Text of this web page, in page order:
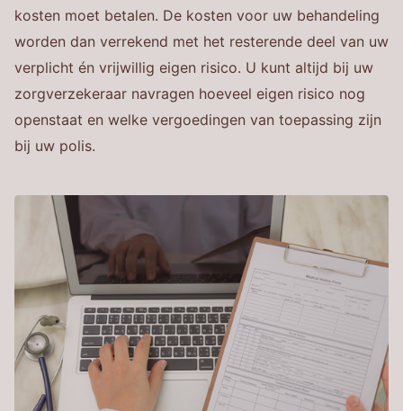
kosten moet betalen. De kosten voor uw behandeling
worden dan verrekend met het resterende deel van uw
verplicht én vrijwillig eigen risico. U kunt altijd bij uw
zorgverzekeraar navragen hoeveel eigen risico nog
openstaat en welke vergoedingen van toepassing zijn
bij uw polis.